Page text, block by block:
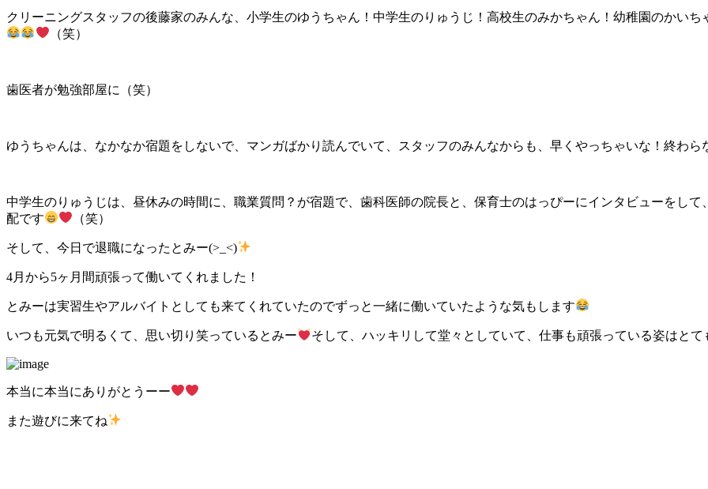
クリーニングスタッフの後藤家のみんな、小学生のゆうちゃん！中学生のりゅうじ！高校生のみかちゃん！幼稚園のかい
（笑）
歯医者が勉強部屋に（笑）
ゆうちゃんは、なかなか宿題をしないで、マンガばかり読んでいて、スタッフのみんなからも、早くやっちゃいな！終わら
中学生のりゅうじは、昼休みの時間に、職業質問？が宿題で、歯科医師の院長と、保育士のはっぴーにインタビューをして
配です
（笑）
そして、今日で退職になったとみー(>_<)
4月から5ヶ月間頑張って働いてくれました！
とみーは実習生やアルバイトとしても来てくれていたのでずっと一緒に働いていたような気もします
いつも元気で明るくて、思い切り笑っているとみー そして、ハッキリして堂々としていて、仕事も頑張っている姿はとて
本当に本当にありがとうーー
また遊びに来てね